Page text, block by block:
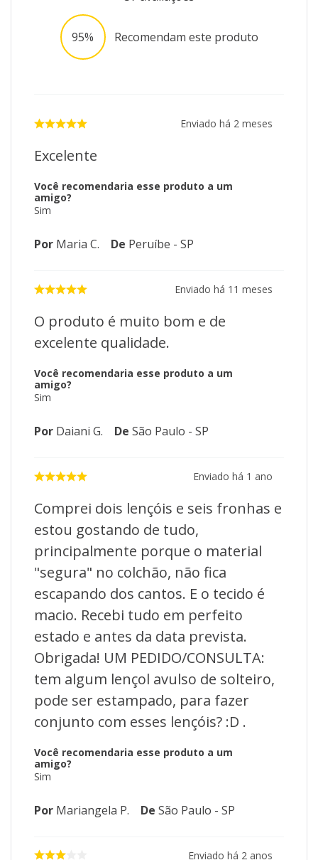
95% Recomendam este produto
Enviado há 2 meses
Excelente
Você recomendaria esse produto a um
amigo?
Sim
Por Maria C. De Peruíbe - SP
Enviado há 11 meses
O produto é muito bom e de
excelente qualidade.
Você recomendaria esse produto a um
amigo?
Sim
Por Daiani G. De São Paulo - SP
Enviado há 1 ano
Comprei dois lençóis e seis fronhas e
estou gostando de tudo,
principalmente porque o material
"segura" no colchão, não fica
escapando dos cantos. E o tecido é
macio. Recebi tudo em perfeito
estado e antes da data prevista.
Obrigada! UM PEDIDO/CONSULTA:
tem algum lençol avulso de solteiro,
pode ser estampado, para fazer
conjunto com esses lençóis? :D .
Você recomendaria esse produto a um
amigo?
Sim
Por Mariangela P. De São Paulo - SP
Enviado há 2 anos